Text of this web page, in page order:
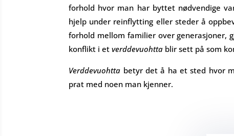
forhold hvor man har byttet nødvendige
hjelp under reinflytting eller steder å
forhold mellom familier over generasjoner,
konflikt i etverddevuohtta blir sett på som
Verddevuohtta betyr det å ha et sted hvor
prat med noen man kjenner.